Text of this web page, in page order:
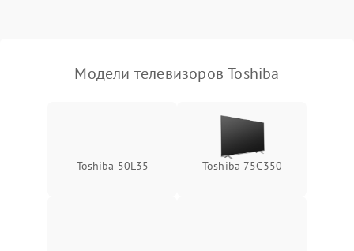
Модели телевизоров Toshiba
Toshiba 50L35 Toshiba 75C350